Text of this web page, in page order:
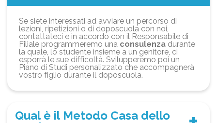
Se siete interessati ad avviare un percorso di
lezioni, ripetizioni o di doposcuola con noi,
contattateci e in accordo con il Responsabile di
Filiale programmeremo una consulenza durante
la quale, lo studente insieme a un genitore, ci
esporrà le sue difficoltà. Svilupperemo poi un
Piano di Studi personalizzato che accompagnerà
vostro figlio durante il doposcuola.
Qual è il Metodo Casa dello